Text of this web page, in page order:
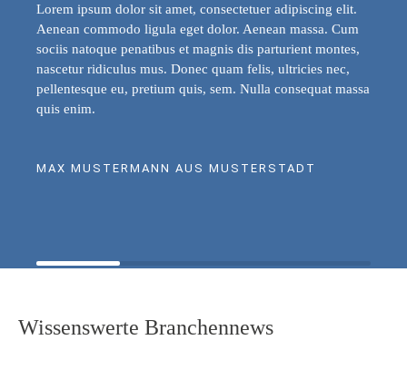
Lorem ipsum dolor sit amet, consectetuer adipiscing elit.
Aenean commodo ligula eget dolor. Aenean massa. Cum
sociis natoque penatibus et magnis dis parturient montes,
nascetur ridiculus mus. Donec quam felis, ultricies nec,
pellentesque eu, pretium quis, sem. Nulla consequat massa
quis enim.
MAX MUSTERMANN AUS MUSTERSTADT
Wissenswerte Branchennews